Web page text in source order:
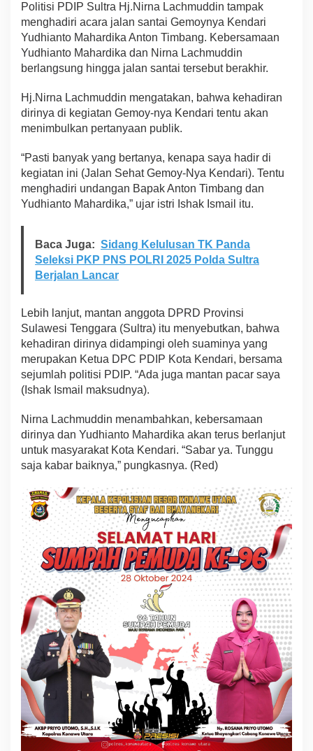
Politisi PDIP Sultra Hj.Nirna Lachmuddin tampak
menghadiri acara jalan santai Gemoynya Kendari
Yudhianto Mahardika Anton Timbang. Kebersamaan
Yudhianto Mahardika dan Nirna Lachmuddin
berlangsung hingga jalan santai tersebut berakhir.
Hj.Nirna Lachmuddin mengatakan, bahwa kehadiran
dirinya di kegiatan Gemoy-nya Kendari tentu akan
menimbulkan pertanyaan publik.
“Pasti banyak yang bertanya, kenapa saya hadir di
kegiatan ini (Jalan Sehat Gemoy-Nya Kendari). Tentu
menghadiri undangan Bapak Anton Timbang dan
Yudhianto Mahardika,” ujar istri Ishak Ismail itu.
Baca Juga: Sidang Kelulusan TK Panda
Seleksi PKP PNS POLRI 2025 Polda Sultra
Berjalan Lancar
Lebih lanjut, mantan anggota DPRD Provinsi
Sulawesi Tenggara (Sultra) itu menyebutkan, bahwa
kehadiran dirinya didampingi oleh suaminya yang
merupakan Ketua DPC PDIP Kota Kendari, bersama
sejumlah politisi PDIP. “Ada juga mantan pacar saya
(Ishak Ismail maksudnya).
Nirna Lachmuddin menambahkan, kebersamaan
dirinya dan Yudhianto Mahardika akan terus berlanjut
untuk masyarakat Kota Kendari. “Sabar ya. Tunggu
saja kabar baiknya,” pungkasnya. (Red)